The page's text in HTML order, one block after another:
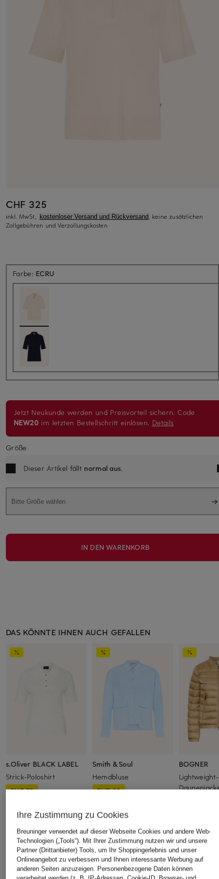
CHF 325
inkl. MwSt., kostenloser Versand und Rückversand, keine zusätzlichen
Zollgebühren und Verzollungskosten
Farbe: ECRU
Jetzt Neukunde werden und Preisvorteil sichern. Code
NEW20 im letzten Bestellschritt einlösen. Details
Größe
Dieser Artikel fällt normal aus.
Bitte Größe wählen
IN DEN WARENKORB
DAS KÖNNTE IHNEN AUCH GEFALLEN
s.Oliver BLACK LABEL
Strick-Poloshirt
CHF 70
Smith & Soul
Hemdbluse
CHF 80
BOGNER
Lightweight-
ÄHNLICHE ARTIKEL ENTDECKEN
Ihre Zustimmung zu Cookies
Breuninger verwendet auf dieser Webseite Cookies und andere Web-
Technologien („Tools“). Mit Ihrer Zustimmung nutzen wir und unsere
Partner (Drittanbieter) Tools, um Ihr Shoppingerlebnis und unser
Onlineangebot zu verbessern und Ihnen interessante Werbung auf
anderen Seiten anzuzeigen. Personenbezogene Daten können